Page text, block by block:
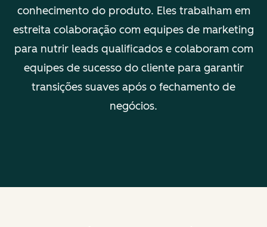
conhecimento do produto. Eles trabalham em
estreita colaboração com equipes de marketing
para nutrir leads qualificados e colaboram com
equipes de sucesso do cliente para garantir
transições suaves após o fechamento de
negócios.